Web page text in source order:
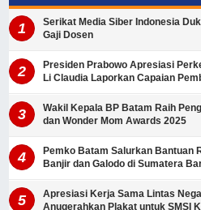
Serikat Media Siber Indonesia
Gaji Dosen
Presiden Prabowo Apresiasi
Li Claudia Laporkan Capaian
Wakil Kepala BP Batam Raih
dan Wonder Mom Awards 2025
Pemko Batam Salurkan Bantuan
Banjir dan Galodo di Sumatera
Apresiasi Kerja Sama Lintas
Anugerahkan Plakat untuk SMSI